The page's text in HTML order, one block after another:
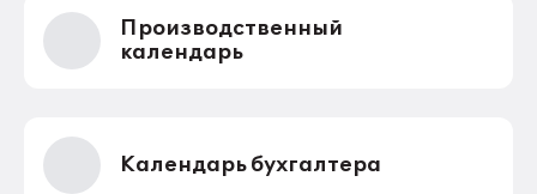
Производственный
календарь
Календарь бухгалтера